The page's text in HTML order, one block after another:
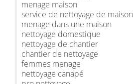
menage maison
service de nettoyage de maison
menage dans une maison
nettoyage domestique
nettoyage de chantier
chantier de nettoyage
femmes menage
nettoyage canapé